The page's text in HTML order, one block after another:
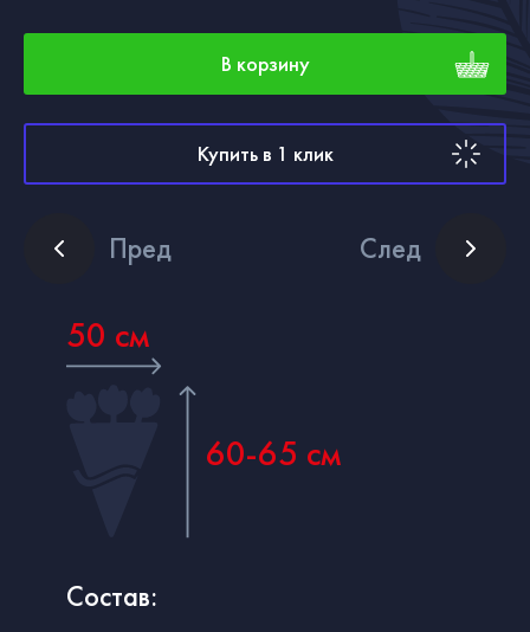
В корзину
Купить в 1 клик
Пред След
50 см
60-65 см
Состав: